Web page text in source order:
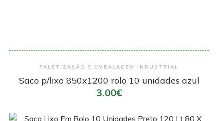
Encomendar
PALETIZAÇÃO E EMBALAGEM INDUSTRIAL
Saco p/lixo 850x1200 rolo 10 unidades azul
3.00€